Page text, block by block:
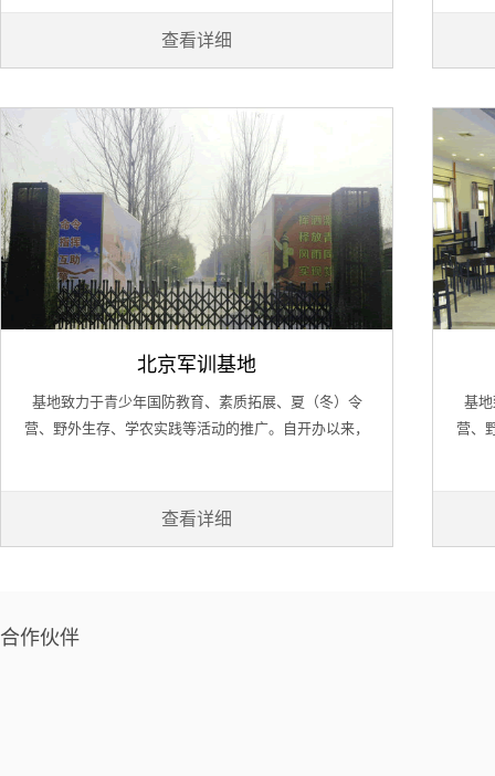
查看详细
北京军训基地
基地致力于青少年国防教育、素质拓展、夏（冬）令
营、野外生存、学农实践等活动的推广。自开办以来，
品牌，是军地两用人才重点培育基地。
查看详细
基
营、
合作伙伴